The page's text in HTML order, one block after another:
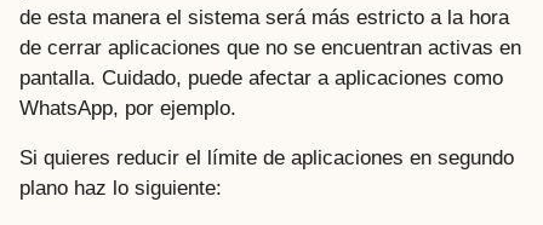
de esta manera el sistema será más estricto a la hora
de cerrar aplicaciones que no se encuentran activas en
pantalla. Cuidado, puede afectar a aplicaciones como
WhatsApp, por ejemplo.
Si quieres reducir el límite de aplicaciones en segundo
plano haz lo siguiente: